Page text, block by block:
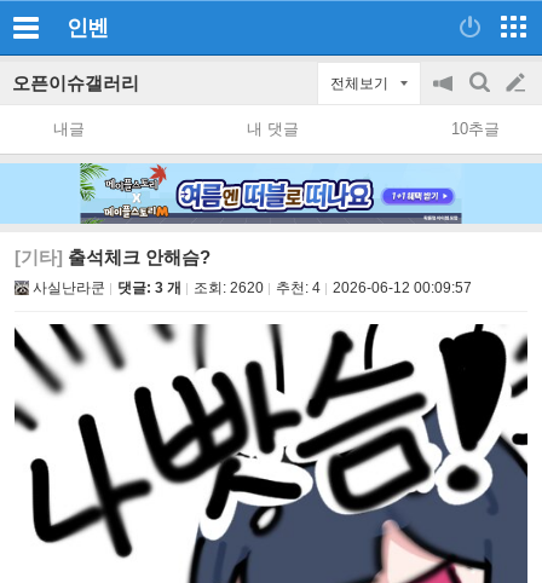
인벤
오픈이슈갤러리 전체보기
공
지
on/off
검
색
글
쓰
내글 내 댓글 10추글
[기타] 출석체크 안해슴?
사실난라쿤 댓글: 3 개 조회: 2620 추천: 4 2026-06-12 00:09:57